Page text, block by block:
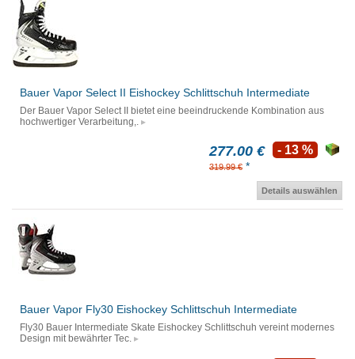
Bauer Vapor Select II Eishockey Schlittschuh Intermediate
Der Bauer Vapor Select II bietet eine beeindruckende Kombination aus
hochwertiger Verarbeitung,.
277.00 €
319.99 € *
- 13 %
Details auswählen
Bauer Vapor Fly30 Eishockey Schlittschuh Intermediate
Fly30 Bauer Intermediate Skate Eishockey Schlittschuh vereint modernes
Design mit bewährter Tec.